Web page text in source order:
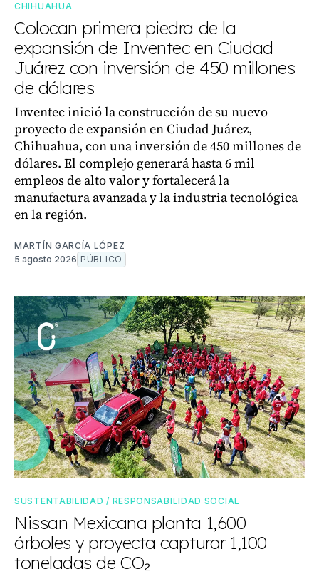
CHIHUAHUA
Colocan primera piedra de la
expansión de Inventec en Ciudad
Juárez con inversión de 450 millones
de dólares
Inventec inició la construcción de su nuevo
proyecto de expansión en Ciudad Juárez,
Chihuahua, con una inversión de 450 millones de
dólares. El complejo generará hasta 6 mil
empleos de alto valor y fortalecerá la
manufactura avanzada y la industria tecnológica
en la región.
MARTÍN GARCÍA LÓPEZ
5 agosto 2026 PÚBLICO
SUSTENTABILIDAD / RESPONSABILIDAD SOCIAL
Nissan Mexicana planta 1,600
árboles y proyecta capturar 1,100
toneladas de CO₂